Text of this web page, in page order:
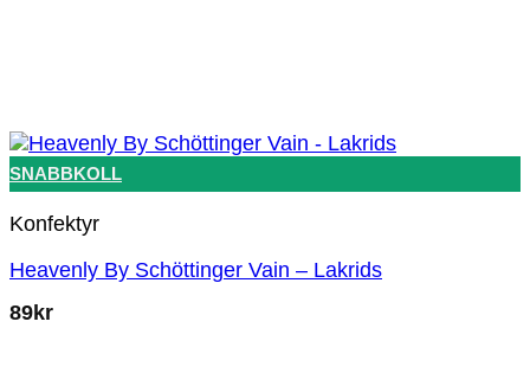
SNABBKOLL
Konfektyr
Heavenly By Schöttinger Vain – Lakrids
89kr